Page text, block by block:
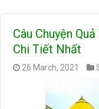
Câu Chuyện
Chi Tiết Nhất
26 March, 2021